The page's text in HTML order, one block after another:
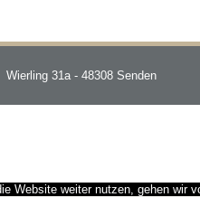
Wierling 31a - 48308 Senden
Website weiter nutzen, gehen wir